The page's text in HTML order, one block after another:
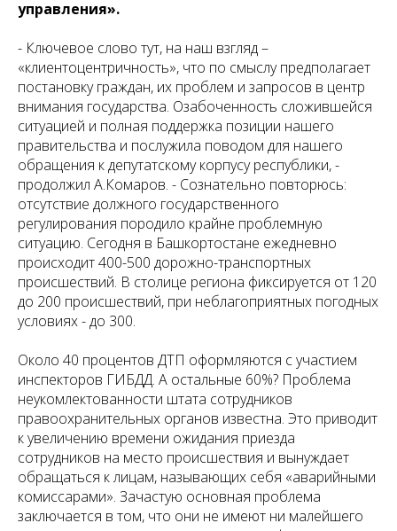
управления».
- Ключевое слово тут, на наш взгляд –
«клиентоцентричность», что по смыслу предполагает
постановку граждан, их проблем и запросов в центр
внимания государства. Озабоченность сложившейся
ситуацией и полная поддержка позиции нашего
правительства и послужила поводом для нашего
обращения к депутатскому корпусу республики, -
продолжил А.Комаров. - Сознательно повторюсь:
отсутствие должного государственного
регулирования породило крайне проблемную
ситуацию. Сегодня в Башкортостане ежедневно
происходит 400-500 дорожно-транспортных
происшествий. В столице региона фиксируется от 120
до 200 происшествий, при неблагоприятных погодных
условиях - до 300.
Около 40 процентов ДТП оформляются с участием
инспекторов ГИБДД. А остальные 60%? Проблема
неукомлектованности штата сотрудников
правоохранительных органов известна. Это приводит
к увеличению времени ожидания приезда
сотрудников на место происшествия и вынуждает
обращаться к лицам, называющих себя «аварийными
комиссарами». Зачастую основная проблема
заключается в том, что они не имеют ни малейшего